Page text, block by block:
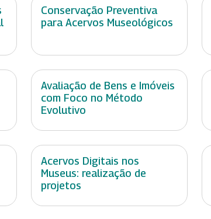
Conservação Preventiva
para Acervos Museológicos
Avaliação de Bens e Imóveis
com Foco no Método
Evolutivo
Acervos Digitais nos
Museus: realização de
projetos